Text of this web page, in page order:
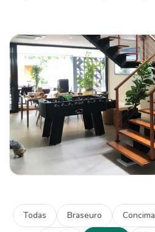
Todas Braseuro Concima